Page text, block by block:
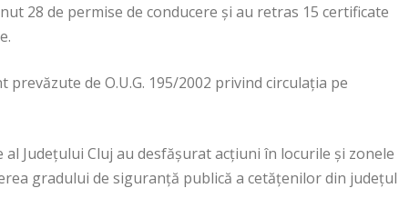
28 de permise de conducere şi au retras 15 certificate
de O.U.G. 195/2002 privind circulaţia pe
Judeţului Cluj au desfăşurat acţiuni în locurile şi zonele
gradului de siguranţă publică a cetăţenilor din judeţul